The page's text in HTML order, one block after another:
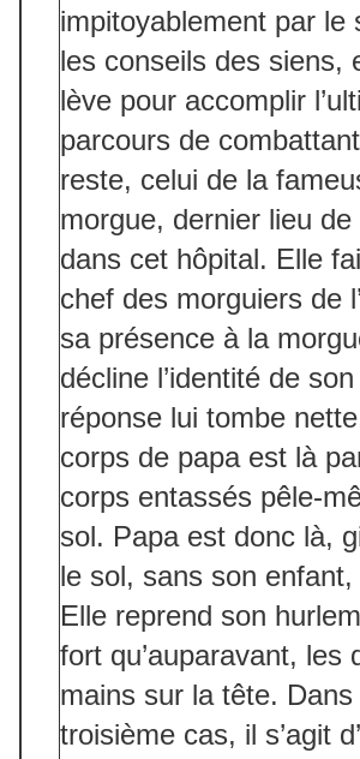
impitoyablement par le
les conseils des siens,
lève pour accomplir
parcours de
reste, celui de la
morgue, dernier lieu de
dans cet hôpital. Elle
chef des morguiers de
sa présence à la
décline l’identité de
réponse lui tombe
corps de papa est là
corps entassés pêle-
sol. Papa est donc là,
le sol, sans son
Elle reprend son
fort qu’auparavant, les
mains sur la tête. Dans
troisième cas, il s’agit